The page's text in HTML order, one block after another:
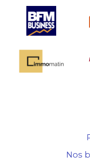
Nos